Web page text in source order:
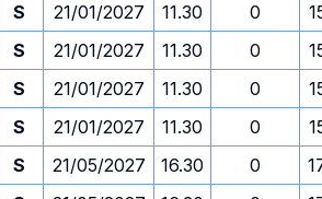
S 21/01/2027 11.30 0
S 21/01/2027 11.30 0
S 21/01/2027 11.30 0
S 21/01/2027 11.30 0
S 21/05/2027 16.30 0